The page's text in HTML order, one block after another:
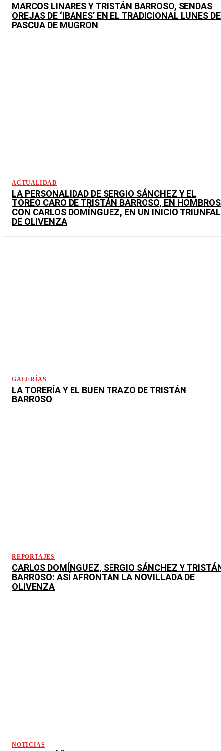
MARCOS LINARES Y TRISTÁN BARROSO, SENDAS
OREJAS DE ‘IBANES’ EN EL TRADICIONAL LUNES DE
PASCUA DE MUGRON
ACTUALIDAD
LA PERSONALIDAD DE SERGIO SÁNCHEZ Y EL
TOREO CARO DE TRISTÁN BARROSO, EN HOMBROS
CON CARLOS DOMÍNGUEZ, EN UN INICIO TRIUNFAL
DE OLIVENZA
GALERÍAS
LA TORERÍA Y EL BUEN TRAZO DE TRISTÁN
BARROSO
REPORTAJES
CARLOS DOMÍNGUEZ, SERGIO SÁNCHEZ Y
BARROSO: ASÍ AFRONTAN LA NOVILLADA DE
OLIVENZA
NOTICIAS